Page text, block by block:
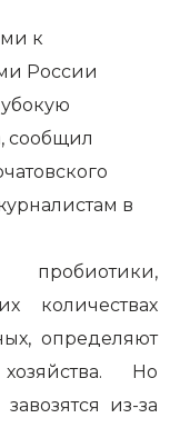
к
России
сообщил
в
пробиотики,
количествах
определяют
Но
из-за